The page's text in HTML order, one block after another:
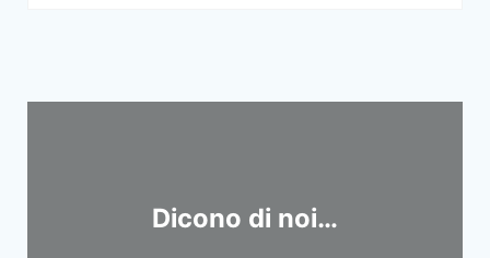
Dicono di noi…